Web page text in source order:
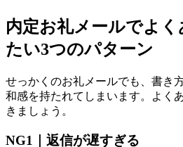
内定お礼メールでよ
たい3つのパターン
せっかくのお礼メールでも、書き
和感を持たれてしまいます。よく
きましょう。
NG1｜返信が遅すぎる